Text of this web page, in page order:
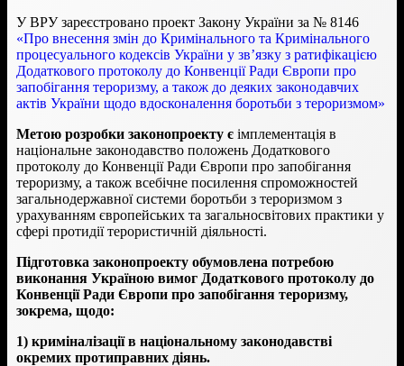
У ВРУ зареєстровано проект Закону України за № 8146
«Про внесення змін до Кримінального та Кримінального
процесуального кодексів України у зв’язку з ратифікацією
Додаткового протоколу до Конвенції Ради Європи про
запобігання тероризму, а також до деяких законодавчих
актів України щодо вдосконалення боротьби з тероризмом»
Метою розробки законопроекту є імплементація в
національне законодавство положень Додаткового
протоколу до Конвенції Ради Європи про запобігання
тероризму, а також всебічне посилення спроможностей
загальнодержавної системи боротьби з тероризмом з
урахуванням європейських та загальносвітових практики у
сфері протидії терористичній діяльності.
Підготовка законопроекту обумовлена потребою
виконання Україною вимог Додаткового протоколу до
Конвенції Ради Європи про запобігання тероризму,
зокрема, щодо:
1) криміналізації в національному законодавстві
окремих протиправних діянь.